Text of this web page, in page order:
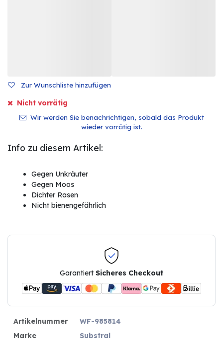
Zur Wunschliste hinzufügen
Nicht vorrätig
Wir werden Sie benachrichtigen, sobald das Produkt
wieder vorrätig ist.
Info zu diesem Artikel:
Gegen Unkräuter
Gegen Moos
Dichter Rasen
Nicht bienengefährlich
Garantiert Sicheres Checkout
Artikelnummer
WF-985814
Marke
Substral